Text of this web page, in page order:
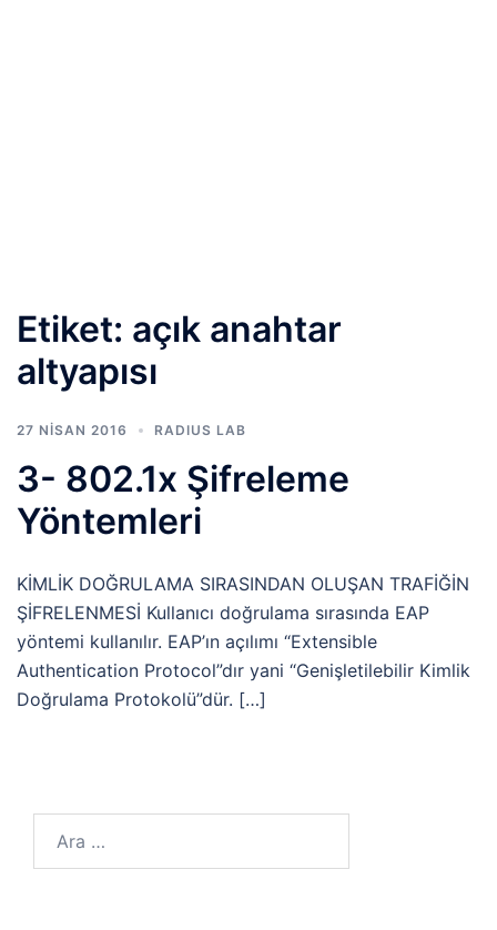
Etiket: açık anahtar
altyapısı
27 NISAN 2016 RADIUS LAB
3- 802.1x Şifreleme
Yöntemleri
KİMLİK DOĞRULAMA SIRASINDAN OLUŞAN TRAFİĞİN
ŞİFRELENMESİ Kullanıcı doğrulama sırasında EAP
yöntemi kullanılır. EAP’ın açılımı “Extensible
Authentication Protocol”dır yani “Genişletilebilir Kimlik
Doğrulama Protokolü”dür. […]